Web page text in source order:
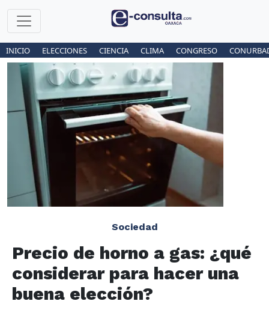
INICIO ELECCIONES CIENCIA CLIMA CONGRESO
Sociedad
Precio de horno a gas: ¿qué
considerar para hacer una
buena elección?